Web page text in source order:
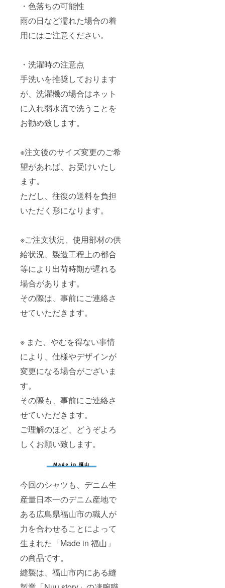
・色落ちの可能性
雨の日など濡れた場合の着
用にはご注意ください。
・洗濯時の注意点
手洗いを推奨しております
が、洗濯機の場合はネット
に入れ弱水流で洗うことを
お勧め致します。
※注文後のサイズ変更のご希
望があれば、お受けいたし
ます。
ただし、往復の送料を負担
いただく形になります。
※ご注文状況、使用部材の供
給状況、製造工程上の都合
等により出荷時期が遅れる
場合があります。
その際は、事前にご連絡さ
せていただきます。
※ また、やむを得ない事情
により、仕様やデザインが
変更になる場合がございま
す。
その際も、事前にご連絡さ
せていただきます。
ご理解のほど、どうぞよろ
しくお願い致します。
今回のシャツも、デニム生
産量日本一のデニム産地で
ある広島県福山市の職人が
力を合わせることによって
生まれた「Made in 福山」
の商品です。
縫製は、福山市内にある縫